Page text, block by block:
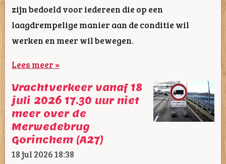
zijn bedoeld voor iedereen die op een
laagdrempelige manier aan de conditie wil
werken en meer wil bewegen.
Lees meer »
Vrachtverkeer vanaf 18
juli 2026 17.30 uur niet
meer over de
Merwedebrug
Gorinchem (A27)
18 jul 202618:38